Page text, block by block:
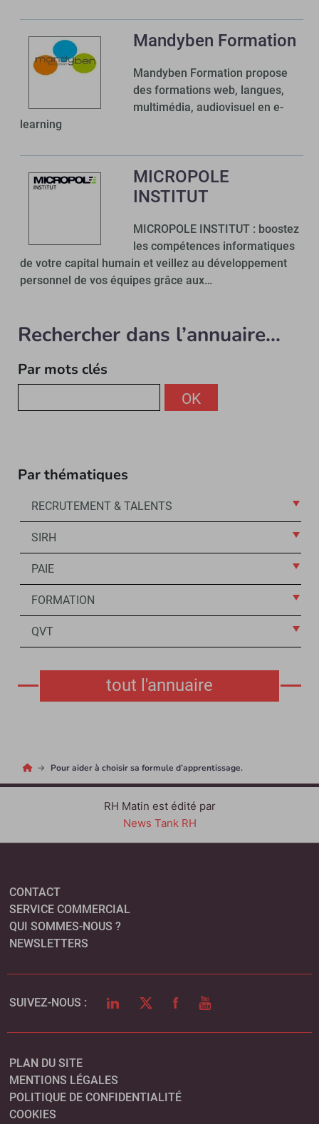
Mandyben Formation
Mandyben Formation propose
des formations web, langues,
multimédia, audiovisuel en e-
learning
MICROPOLE
INSTITUT
MICROPOLE INSTITUT : boostez
les compétences informatiques
de votre capital humain et veillez au développement
personnel de vos équipes grâce aux…
Rechercher dans l’annuaire...
Par mots clés
OK
Par thématiques
RECRUTEMENT & TALENTS
SIRH
PAIE
FORMATION
QVT
tout l'annuaire
Pour aider à choisir sa formule d’apprentissage.
RH Matin est édité par
News Tank RH
CONTACT
SERVICE COMMERCIAL
QUI SOMMES-NOUS ?
NEWSLETTERS
SUIVEZ-NOUS : LINKEDINTWITTERFACEBOOK
YOUTUBE
PLAN DU SITE
MENTIONS LÉGALES
POLITIQUE DE CONFIDENTIALITÉ
COOKIES